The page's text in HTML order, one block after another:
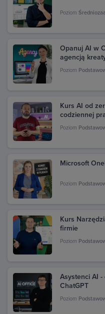
Poziom
Opanuj AI w
agencją
Poziom
Kurs AI od
codziennej
Poziom
Microsoft
Poziom
Kurs
firmie
Poziom
Asystenci AI
ChatGPT
Poziom